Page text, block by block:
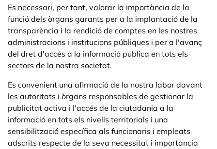
Es necessari, per tant, valorar la importància de la
funció dels òrgans garants per a la implantació de la
transparència i la rendició de comptes en les nostres
administracions i institucions públiques i per a l'avanç
del dret d'accés a la informació pública en tots els
sectors de la nostra societat.
Es convenient una afirmació de la nostra labor davant
les autoritats i òrgans responsables de gestionar la
publicitat activa i l'accés de la ciutadania a la
informació en tots els nivells territorials i una
sensibilització específica als funcionaris i empleats
adscrits respecte de la seva necessitat i importància